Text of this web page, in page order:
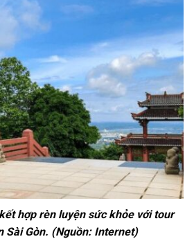
hợp rèn luyện sức khỏe với tour
Sài Gòn. (Nguồn: Internet)